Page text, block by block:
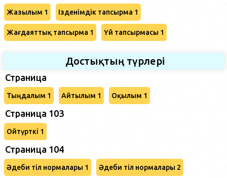
Жазылым 1 Ізденімдік тапсырма 1
Жағдаяттық тапсырма 1 Үй тапсырмасы 1
Достықтың түрлері
Страница
Тыңдалым 1 Айтылым 1 Оқылым 1
Страница 103
Ойтүрткі 1
Страница 104
Әдеби тіл нормалары 1 Әдеби тіл нормалары 2